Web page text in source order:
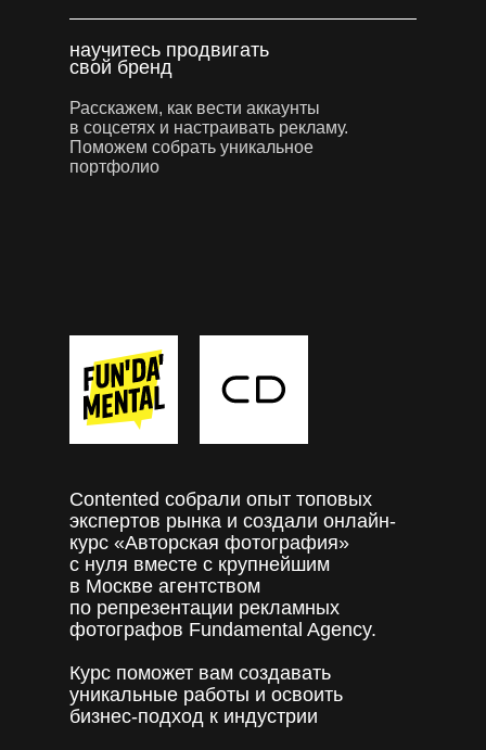
научитесь продвигать
свой бренд
Расскажем, как вести аккаунты
в соцсетях и настраивать рекламу.
Поможем собрать уникальное
портфолио
Contented собрали опыт топовых
экспертов рынка и создали онлайн-
курс «Авторская фотография»
с нуля вместе с крупнейшим
в Москве агентством
по репрезентации рекламных
фотографов Fundamental Agency.
Курс поможет вам создавать
уникальные работы и освоить
бизнес-подход к индустрии